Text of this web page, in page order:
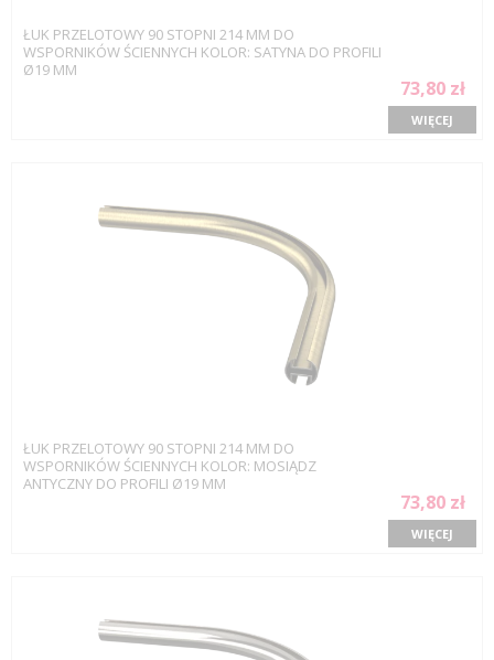
ŁUK PRZELOTOWY 90 STOPNI 214 MM DO
WSPORNIKÓW ŚCIENNYCH KOLOR: SATYNA DO PROFILI
Ø19 MM
73,80 zł
WIĘCEJ
ŁUK PRZELOTOWY 90 STOPNI 214 MM DO
WSPORNIKÓW ŚCIENNYCH KOLOR: MOSIĄDZ
ANTYCZNY DO PROFILI Ø19 MM
73,80 zł
WIĘCEJ